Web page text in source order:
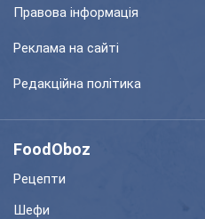
Правова інформація
Реклама на сайті
Редакційна політика
FoodOboz
Рецепти
Шефи